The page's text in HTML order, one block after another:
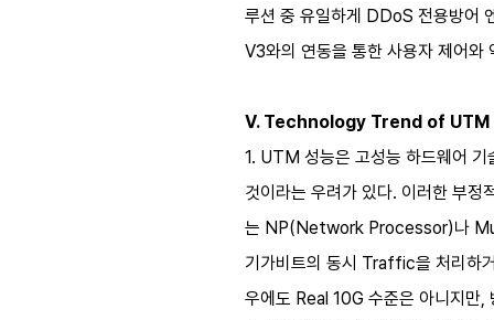
루션 중 유일하게 DDoS 전용방어
V3와의 연동을 통한 사용자 제어와
V. Technology Trend of UTM
1. UTM 성능은 고성능 하드웨어
것이라는 우려가 있다. 이러한 부
는 NP(Network Processor)나
기가비트의 동시 Traffic을 처리하
우에도 Real 10G 수준은 아니지